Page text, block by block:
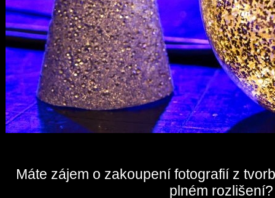
Máte zájem o zakoupení fotografií z
plném rozlišení?